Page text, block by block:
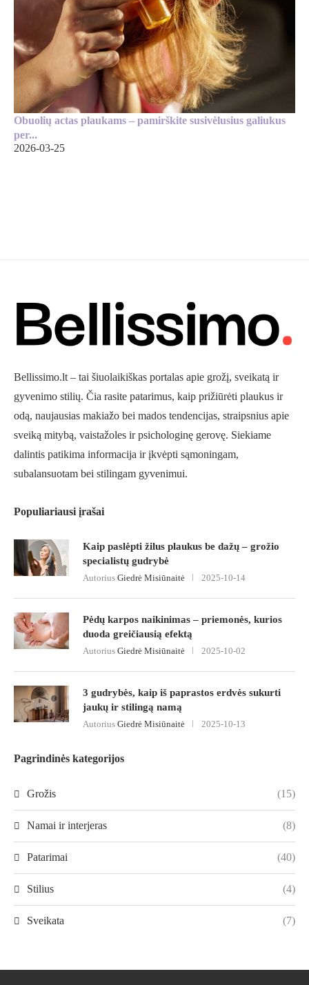
Obuolių actas plaukams – pamirškite susivėlusius galiukus
per...
2026-03-25
Bellissimo.lt – tai šiuolaikiškas portalas apie grožį, sveikatą ir
gyvenimo stilių. Čia rasite patarimus, kaip prižiūrėti plaukus ir
odą, naujausias makiažo bei mados tendencijas, straipsnius apie
sveiką mitybą, vaistažoles ir psichologinę gerovę. Siekiame
dalintis patikima informacija ir įkvėpti sąmoningam,
subalansuotam bei stilingam gyvenimui.
Populiariausi įrašai
Kaip paslėpti žilus plaukus be dažų – grožio
specialistų gudrybė
Autorius Giedrė Misiūnaitė 2025-10-14
Pėdų karpos naikinimas – priemonės, kurios
duoda greičiausią efektą
Autorius Giedrė Misiūnaitė 2025-10-02
3 gudrybės, kaip iš paprastos erdvės sukurti
jaukų ir stilingą namą
Autorius Giedrė Misiūnaitė 2025-10-13
Pagrindinės kategorijos
Grožis (15)
Namai ir interjeras (8)
Patarimai (40)
Stilius (4)
Sveikata (7)